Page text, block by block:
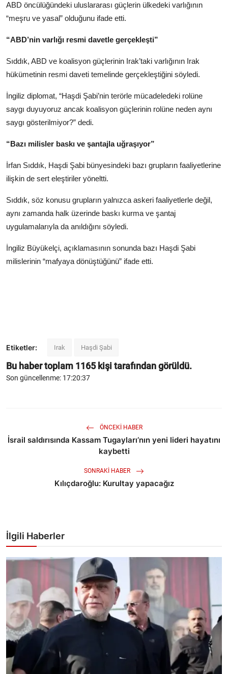
ABD öncülüğündeki uluslararası güçlerin ülkedeki varlığının
“meşru ve yasal” olduğunu ifade etti.
“ABD’nin varlığı resmi davetle gerçekleşti”
Sıddık, ABD ve koalisyon güçlerinin Irak’taki varlığının Irak
hükümetinin resmi daveti temelinde gerçekleştiğini söyledi.
İngiliz diplomat, “Haşdi Şabi’nin terörle mücadeledeki rolüne
saygı duyuyoruz ancak koalisyon güçlerinin rolüne neden aynı
saygı gösterilmiyor?” dedi.
“Bazı milisler baskı ve şantajla uğraşıyor”
İrfan Sıddık, Haşdi Şabi bünyesindeki bazı grupların faaliyetlerine
ilişkin de sert eleştiriler yöneltti.
Sıddık, söz konusu grupların yalnızca askeri faaliyetlerle değil,
aynı zamanda halk üzerinde baskı kurma ve şantaj
uygulamalarıyla da anıldığını söyledi.
İngiliz Büyükelçi, açıklamasının sonunda bazı Haşdi Şabi
milislerinin “mafyaya dönüştüğünü” ifade etti.
Etiketler: Irak Haşdi Şabi
Bu haber toplam 1165kişi tarafından görüldü.
Son güncellenme: 17:20:37
ÖNCEKI HABER
İsrail saldırısında Kassam Tugayları’nın yeni lideri hayatını
kaybetti
SONRAKI HABER
Kılıçdaroğlu: Kurultay yapacağız
İlgili Haberler